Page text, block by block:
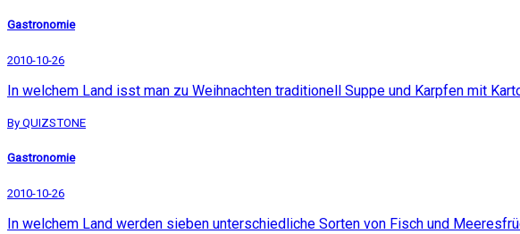
Gastronomie
2010-10-26
In welchem Land isst man zu Weihnachten traditionell Suppe und Karpfen mit
By QUIZSTONE
Gastronomie
2010-10-26
In welchem Land werden sieben unterschiedliche Sorten von Fisch und